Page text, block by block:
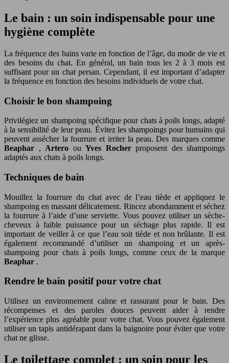
Le bain : un soin indispensable pour une
hygiène complète
La fréquence des bains varie en fonction de l’âge, du mode de vie et
des besoins du chat. En général, un bain tous les 2 à 3 mois est
suffisant pour un chat persan. Cependant, il est important d’adapter
la fréquence en fonction des besoins individuels de votre chat.
Choisir le bon shampoing
Privilégiez un shampoing spécifique pour chats à poils longs, adapté
à la sensibilité de leur peau. Évitez les shampoings pour humains qui
peuvent assécher la fourrure et irriter la peau. Des marques comme
Beaphar , Artero ou Yves Rocher proposent des shampoings
adaptés aux chats à poils longs.
Techniques de bain
Mouillez la fourrure du chat avec de l’eau tiède et appliquez le
shampoing en massant délicatement. Rincez abondamment et séchez
la fourrure à l’aide d’une serviette. Vous pouvez utiliser un sèche-
cheveux à faible puissance pour un séchage plus rapide. Il est
important de veiller à ce que l’eau soit tiède et non brûlante. Il est
également recommandé d’utiliser un shampoing et un après-
shampoing pour chats à poils longs, comme ceux de la marque
Beaphar .
Rendre le bain positif pour votre chat
Utilisez un environnement calme et rassurant pour le bain. Des
récompenses et des paroles douces peuvent aider à rendre
l’expérience plus agréable pour votre chat. Vous pouvez également
utiliser un tapis antidérapant dans la baignoire pour éviter que votre
chat ne glisse.
Le toilettage complet : un soin pour les